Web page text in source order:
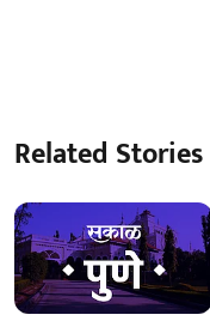
Related Stories